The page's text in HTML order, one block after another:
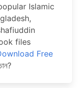
Islamic
files
Free